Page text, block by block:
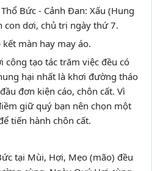
Bức - Cảnh Đan: Xấu (Hung
con dơi, chủ trị ngày thứ 7.
kết màn hay may áo.
công tạo tác trăm việc đều có
hại nhất là khơi đường tháo
đơn kiện cáo, chôn cất. Vì
giữ quý bạn nên chọn một
tiến hành chôn cất.
tại Mùi, Hợi, Mẹo (mão) đều